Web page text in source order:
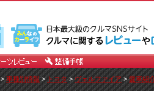
>車種別情報> トヨタ>ヴェルファイア>愛車紹